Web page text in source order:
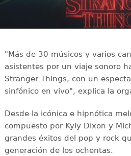
"Más de 30 músicos y varios
asistentes por un viaje sonoro
Stranger Things, con un
sinfónico en vivo", explica la
Desde la icónica e hipnótica
compuesto por Kyly Dixon y
grandes éxitos del pop y rock
generación de los ochentas.